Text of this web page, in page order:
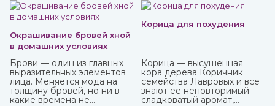
предназначались для определенных жизненных
событий — взросление, свадьба, ритуалы. При этом
каждая вещь имеет свое значение и передается в
поколениях. Приобрести индийские ювелирные
украшения вы можете в интернет-магазине ИндоКитай с
доставкой по всей стране.
Окрашивание бровей хной
в домашних условиях
Брови — один из главных
выразительных элементов
лица. Меняется мода на
толщину бровей, но ни в
какие времена не
Корица для похудения
Корица — высушенная
кора дерева Коричник
семейства Лавровых и все
знают ее неповторимый
сладковатый аромат,